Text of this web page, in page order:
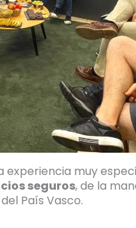
experiencia muy
seguros, de la
País Vasco.